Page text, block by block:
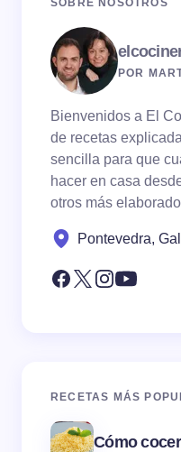
POR
Bienvenidos a El
de recetas
sencilla para que
hacer en casa
otros más
Pontevedra,
RECETAS MÁS
Cómo